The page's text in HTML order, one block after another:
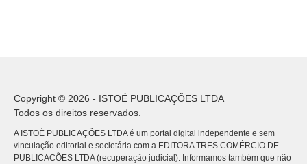
Copyright © 2026 - ISTOÉ PUBLICAÇÕES LTDA
Todos os direitos reservados.
A ISTOÉ PUBLICAÇÕES LTDA é um portal digital independente e sem
vinculação editorial e societária com a EDITORA TRES COMÉRCIO DE
PUBLICACÕES LTDA (recuperação judicial). Informamos também que não